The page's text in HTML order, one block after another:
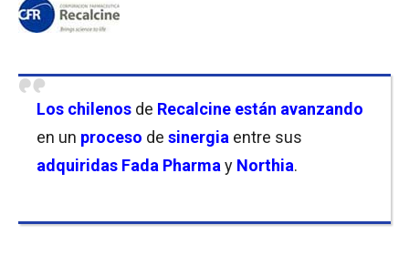
Los chilenos de Recalcine están avanzando
en un proceso de sinergia entre sus
adquiridas Fada Pharma y Northia.